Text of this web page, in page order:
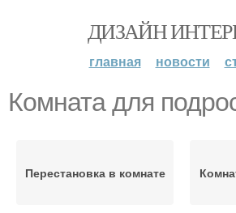
ДИЗАЙН
главная новости
Комната для
Перестановка в комнате